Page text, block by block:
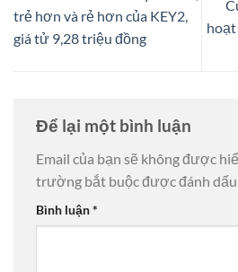
trẻ hơn và rẻ hơn của KEY2,
giá tử 9,28 triệu đồng
Để lại một bình luận
Email của bạn sẽ không được
trường bắt buộc được đánh dấu
Bình luận*